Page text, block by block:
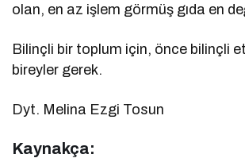
olan, en az işlem görmüş gıda en
Bilinçli bir toplum için, önce bilinçli
bireyler gerek.
Dyt. Melina Ezgi Tosun
Kaynakça: